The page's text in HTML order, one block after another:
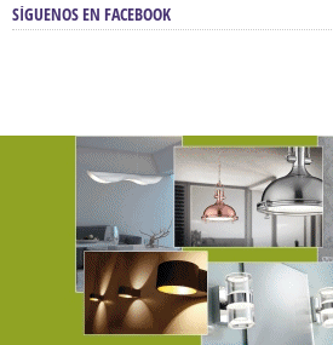
SÍGUENOS EN FACEBOOK